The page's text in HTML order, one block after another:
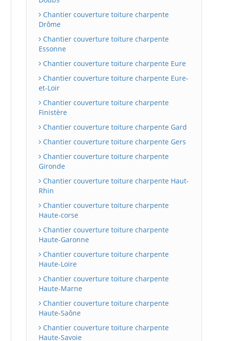
Chantier couverture toiture charpente
Drôme
Chantier couverture toiture charpente
Essonne
Chantier couverture toiture charpente Eure
Chantier couverture toiture charpente Eure-
et-Loir
Chantier couverture toiture charpente
Finistère
Chantier couverture toiture charpente Gard
Chantier couverture toiture charpente Gers
Chantier couverture toiture charpente
Gironde
Chantier couverture toiture charpente Haut-
Rhin
Chantier couverture toiture charpente
Haute-corse
Chantier couverture toiture charpente
Haute-Garonne
Chantier couverture toiture charpente
Haute-Loire
Chantier couverture toiture charpente
Haute-Marne
Chantier couverture toiture charpente
Haute-Saône
Chantier couverture toiture charpente
Haute-Savoie